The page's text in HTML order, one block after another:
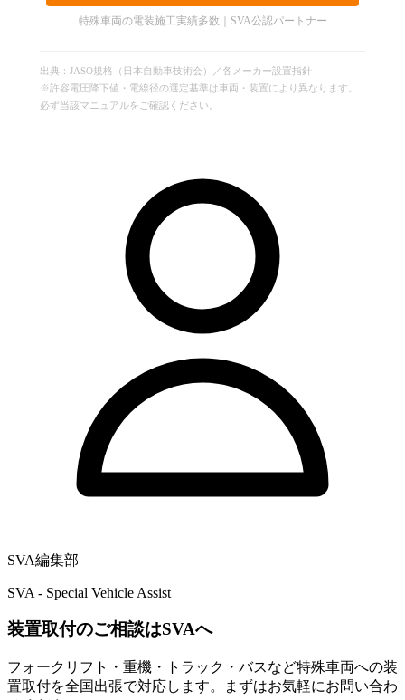
特殊車両の電装施工実績多数｜SVA公認パートナー
出典：JASO規格（日本自動車技術会）／各メーカー設置指針
※許容電圧降下値・電線径の選定基準は車両・装置により異なります。
必ず当該マニュアルをご確認ください。
SVA編集部
SVA - Special Vehicle Assist
装置取付のご相談はSVAへ
フォークリフト・重機・トラック・バスなど特殊車両への装
置取付を全国出張で対応します。まずはお気軽にお問い合わ